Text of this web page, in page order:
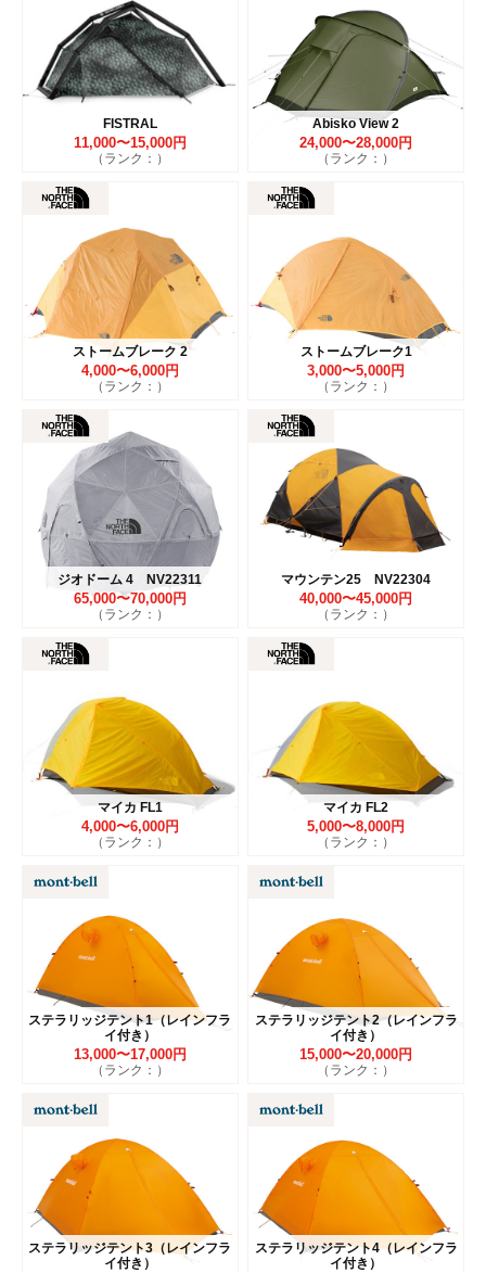
FISTRAL
11,000〜15,000円
（ランク：）
Abisko View 2
24,000〜28,000円
（ランク：）
ストームブレーク 2
4,000〜6,000円
（ランク：）
ストームブレーク1
3,000〜5,000円
（ランク：）
ジオドーム 4 NV22311
65,000〜70,000円
（ランク：）
マウンテン25 NV22304
40,000〜45,000円
（ランク：）
マイカ FL1
4,000〜6,000円
（ランク：）
マイカ FL2
5,000〜8,000円
（ランク：）
ステラリッジテント1（レインフラ
イ付き）
13,000〜17,000円
（ランク：）
ステラリッジテント2（レインフラ
イ付き）
15,000〜20,000円
（ランク：）
ステラリッジテント3（レインフラ
イ付き）
ステラリッジテント4（レインフラ
イ付き）